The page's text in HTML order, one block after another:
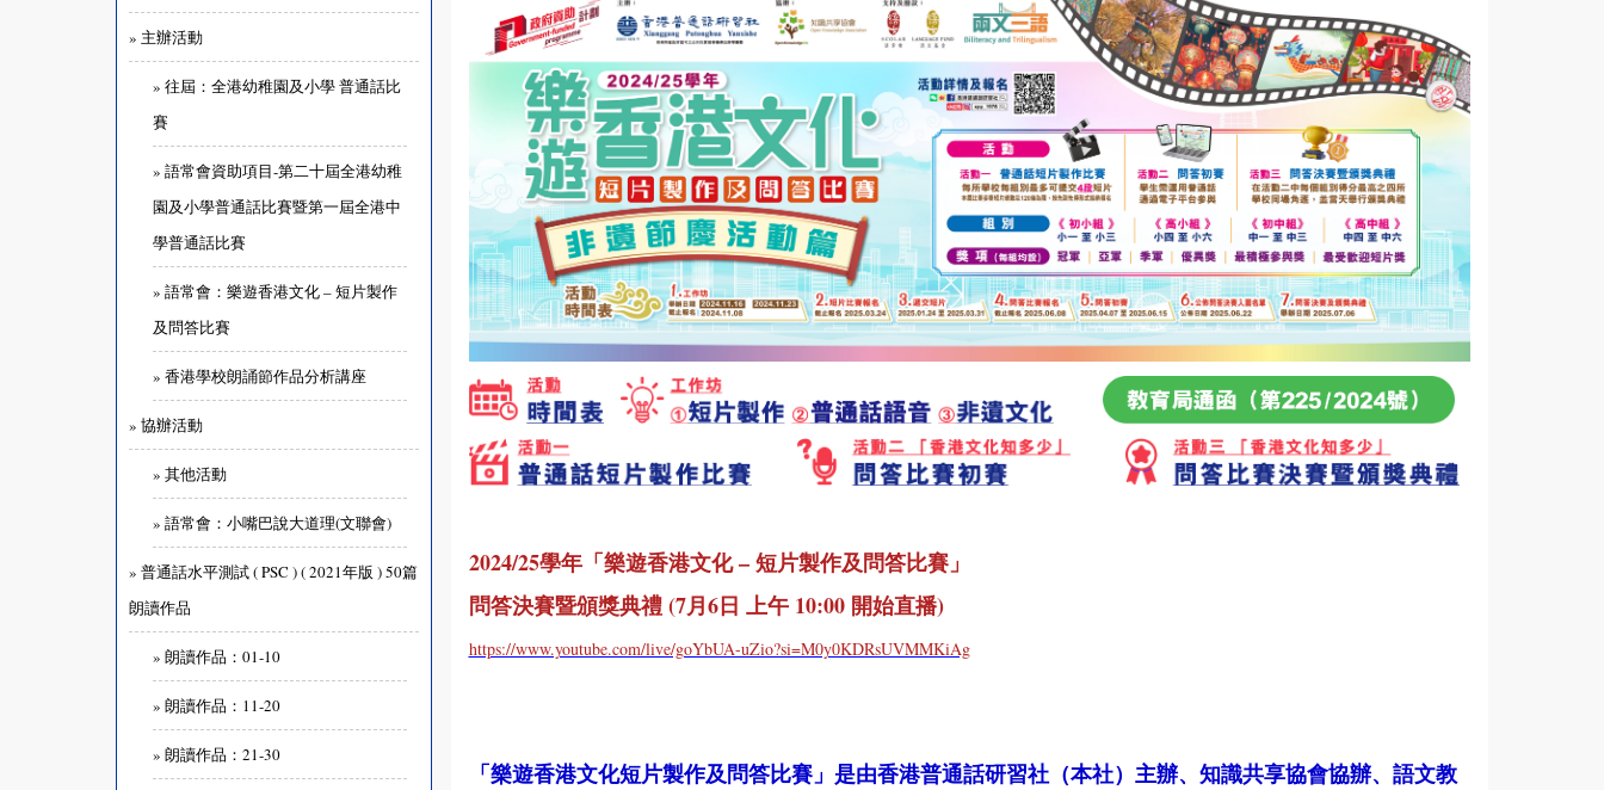
2024/25學年「樂遊香港文化 – 短片製作及問答比賽」
問答決賽暨頒獎典禮 (7月6日 上午 10:00 開始直播)
https://www.youtube.com/live/goYbUA-uZio?si=M0y0KDRsUVMMKiAg
「樂遊香港文化短片製作及問答比賽」是由香港普通話研習社（本社）主辦、知識共享協會協辦、語文教
» 主辦活動
» 往屆：全港幼稚園及小學 普通話比
賽
» 語常會資助項目-第二十屆全港幼稚
園及小學普通話比賽暨第一屆全港中
學普通話比賽
» 語常會：樂遊香港文化 – 短片製作
及問答比賽
» 香港學校朗誦節作品分析講座
» 協辦活動
» 其他活動
» 語常會：小嘴巴說大道理(文聯會)
» 普通話水平測試 ( PSC ) ( 2021年版 ) 50篇
朗讀作品
» 朗讀作品：01-10
» 朗讀作品：11-20
» 朗讀作品：21-30